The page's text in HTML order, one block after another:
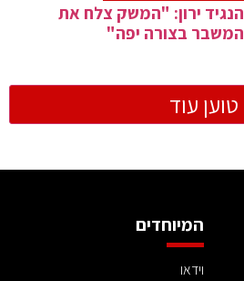
הנגיד ירון: "המשק צלח את
המשבר בצורה יפה"
טוען עוד
המיוחדים
וידאו